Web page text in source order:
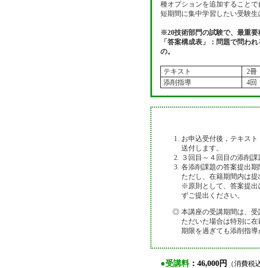
種オプションを追加することで
短期間に集中学習したい受験生
※20技術部門の試験で、最重要
「答案構成表」：問題で問わ
の。
テキスト 2冊
添削指導
4回
お申込受付後，テキス
送付します。
３回目～４回目の添削
各添削課題の答案提出
ただし、在籍期間内は
※原則として、答案提出
ずご提出ください。
本講座の受講期間は、
ただいた場合は特別に
期限を過ぎても添削指導
●受講料：46,000円
（消費税